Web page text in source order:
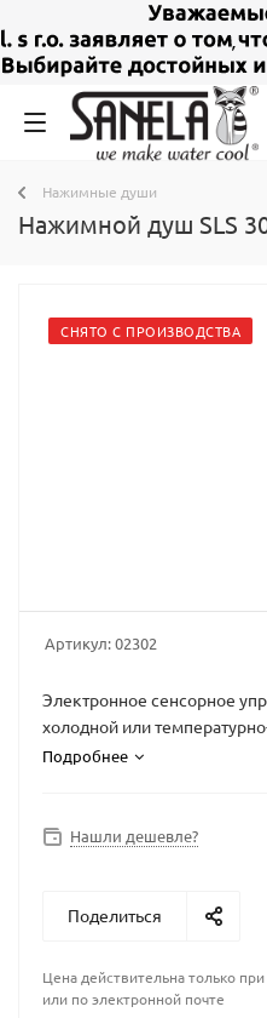
Нажимные души
Нажимной душ SLS
СНЯТО С ПРОИЗВОДСТВА
Артикул:02302
Электронное сенсорное
холодной или
стеклянной крышки REF
Подробнее
Нашли дешевле?
Поделиться
Цена действительна только
или по электронной почте